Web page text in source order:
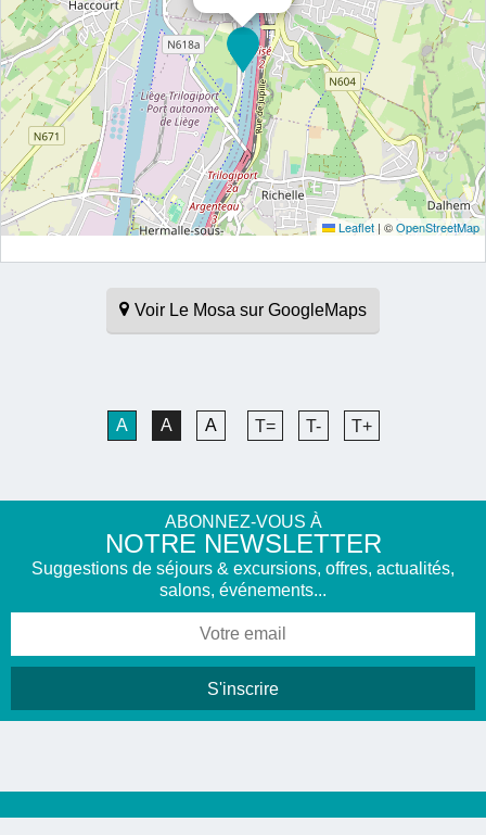
Leaflet |©OpenStreetMap
Voir Le Mosa sur GoogleMaps
A A A T= T- T+
ABONNEZ-VOUS À
NOTRE NEWSLETTER
Suggestions de séjours & excursions, offres, actualités,
salons, événements...